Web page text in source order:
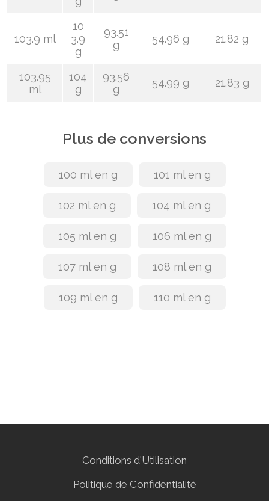
103.9 ml
10
3.9
g
93.51
g
54.96 g 21.82 g
103.95
ml
104
g
93.56
g
54.99 g 21.83 g
Plus de conversions
100 ml en g 101 ml en g
102 ml en g 104 ml en g
105 ml en g 106 ml en g
107 ml en g 108 ml en g
109 ml en g 110 ml en g
Conditions d'Utilisation
Politique de Confidentialité